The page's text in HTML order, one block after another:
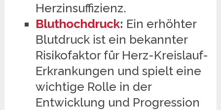
Herzinsuffizienz.
Bluthochdruck: Ein erhöhter
Blutdruck ist ein bekannter
Risikofaktor für Herz-Kreislauf-
Erkrankungen und spielt eine
wichtige Rolle in der
Entwicklung und Progression